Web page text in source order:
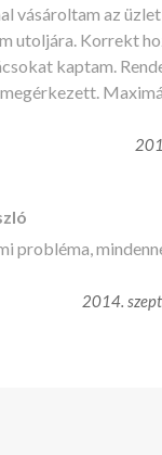
vásároltam az
utoljára. Korrekt
kaptam.
probléma,
2014.